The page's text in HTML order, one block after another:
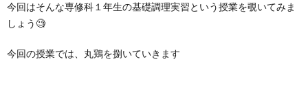
今回はそんな専修科１年生の基礎調理実習という授業を覗いてみま
しょう🧐
今回の授業では、丸鶏を捌いていきます